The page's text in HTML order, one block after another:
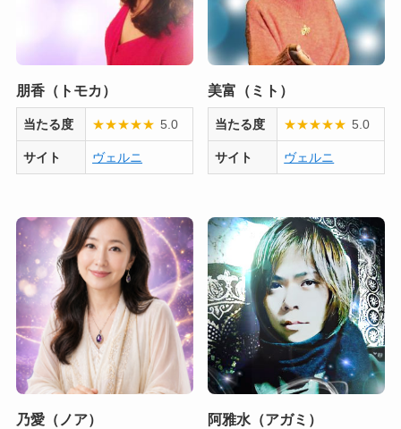
朋香（トモカ）
当たる度 ★★★★★ 5.0
サイト ヴェルニ
美富（ミト）
当たる度 ★★★★★ 5.0
サイト ヴェルニ
乃愛（ノア） 阿雅水（アガミ）